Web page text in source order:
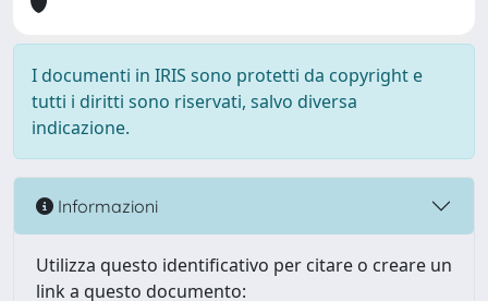
I documenti in IRIS sono protetti da copyright e
tutti i diritti sono riservati, salvo diversa
indicazione.
Informazioni
Utilizza questo identificativo per citare o creare un
link a questo documento: